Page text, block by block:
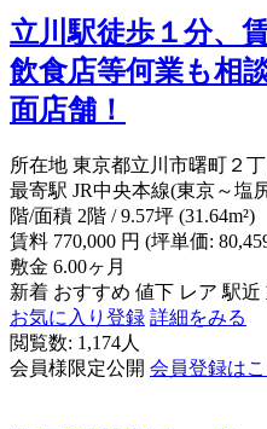
立川駅徒歩１分、
飲食店等何業も相
面店舗！
所在地 東京都立川市曙町２丁
最寄駅 JR中央本線(東京～塩
階/面積 2階 / 9.57坪 (31.64m²)
賃料 770,000 円 (坪単価:
敷金 6.00ヶ月
新着 おすすめ 値下 レア 駅近
お気に入り登録 詳細をみる
閲覧数: 1,174人
会員様限定公開 会員登録は